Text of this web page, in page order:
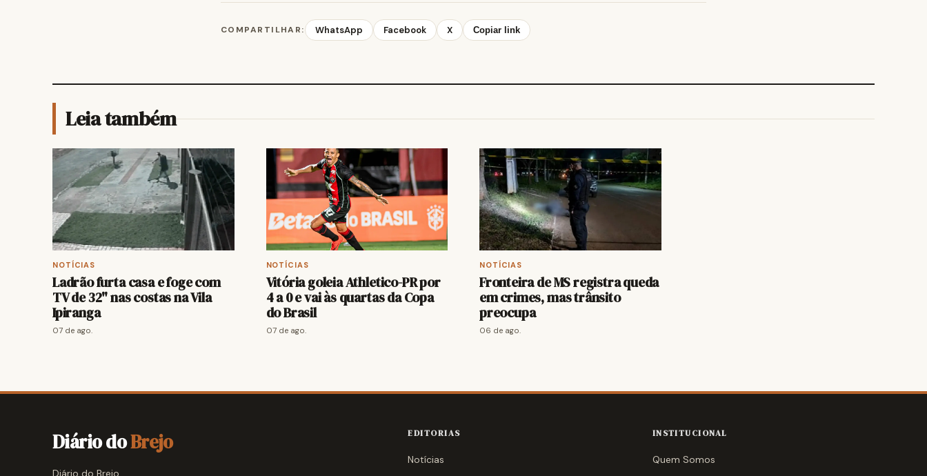
COMPARTILHAR: WhatsApp Facebook X Copiar link
Leia também
NOTÍCIAS
Ladrão furta casa e foge com
TV de 32" nas costas na Vila
Ipiranga
07 de ago.
NOTÍCIAS
Vitória goleia Athletico-PR por
4 a 0 e vai às quartas da Copa
do Brasil
07 de ago.
NOTÍCIAS
Fronteira de MS registra queda
em crimes, mas trânsito
preocupa
06 de ago.
Diário doBrejo
Diário do Brejo
EDITORIAS
Notícias
INSTITUCIONAL
Quem Somos